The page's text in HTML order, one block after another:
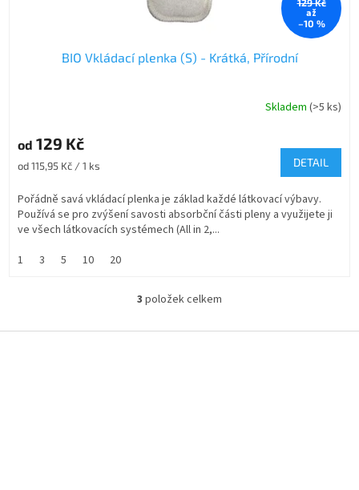
129 Kč
až
–10 %
BIO Vkládací plenka (S) - Krátká, Přírodní
Skladem (>5 ks)
od 129 Kč
Měrná
od 115,95 Kč / 1 ks DETAIL
Pořádně savá vkládací plenka je základ každé látkovací výbavy.
Používá se pro zvýšení savosti absorbční části pleny a využijete ji
ve všech látkovacích systémech (All in 2,...
1
3 5 10 20
O
l
3 položek celkem